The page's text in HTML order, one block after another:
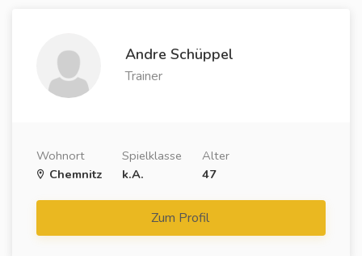
Andre Schüppel
Trainer
Wohnort
Chemnitz
Spielklasse
k.A.
Alter
47
Zum Profil